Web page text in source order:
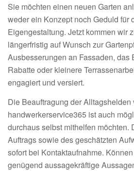
Sie möchten einen neuen Garten
weder ein Konzept noch Geduld für
Eigengestaltung. Jetzt kommen wir
längerfristig auf Wunsch zur
Ausbesserungen an Fassaden, das
Rabatte oder kleinere
engagiert und versiert.
Die Beauftragung der Alltagshelden
handwerkerservice365 ist auch
durchaus selbst mithelfen möchten.
Auftrags sowie des geschätzten
sofort bei Kontaktaufnahme.
genügend aussagekräftige